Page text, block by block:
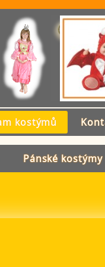
kostýmů
Pánské kostýmy